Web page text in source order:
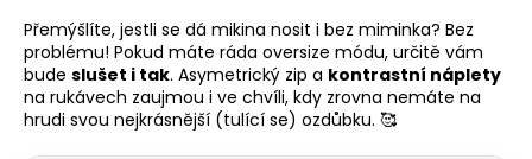
Přemýšlíte, jestli se dá mikina nosit i bez miminka? Bez
problému! Pokud máte ráda oversize módu, určitě vám
bude slušet i tak. Asymetrický zip a kontrastní náplety
na rukávech zaujmou i ve chvíli, kdy zrovna nemáte na
hrudi svou nejkrásnější (tulící se) ozdůbku. 🥰